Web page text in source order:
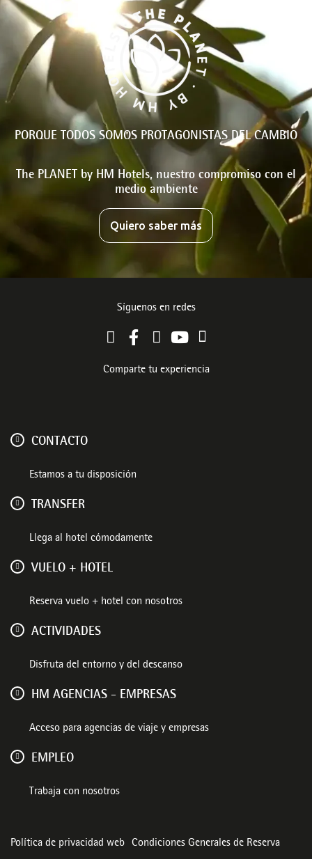
PORQUE TODOS SOMOS PROTAGONISTAS DEL CAMBIO
The PLANET by HM Hotels, nuestro compromiso con el
medio ambiente
Quiero saber más
Síguenos en redes
Comparte tu experiencia
CONTACTO
Estamos a tu disposición
TRANSFER
Llega al hotel cómodamente
VUELO + HOTEL
Reserva vuelo + hotel con nosotros
ACTIVIDADES
Disfruta del entorno y del descanso
HM AGENCIAS - EMPRESAS
Acceso para agencias de viaje y empresas
EMPLEO
Trabaja con nosotros
Política de privacidad web Condiciones Generales de Reserva